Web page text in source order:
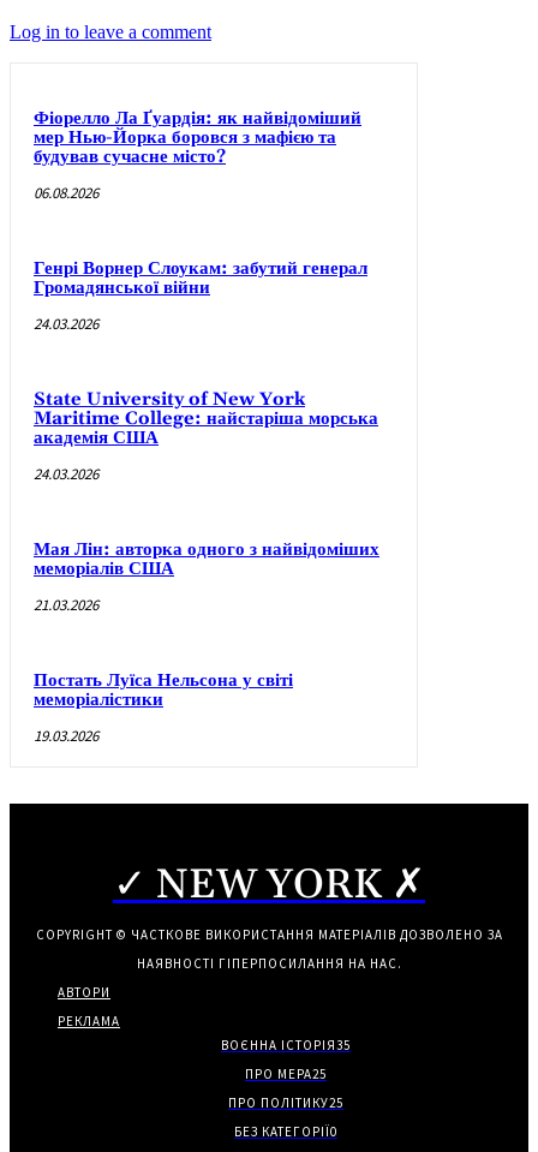
Log in to leave a comment
Фіорелло Ла Ґуардія: як найвідоміший
мер Нью-Йорка боровся з мафією та
будував сучасне місто?
06.08.2026
Генрі Ворнер Слоукам: забутий генерал
Громадянської війни
24.03.2026
State University of New York
Maritime College: найстаріша морська
академія США
24.03.2026
Мая Лін: авторка одного з найвідоміших
меморіалів США
21.03.2026
Постать Луїса Нельсона у світі
меморіалістики
19.03.2026
✓ NEW YORK ✗
COPYRIGHT © ЧАСТКОВЕ ВИКОРИСТАННЯ МАТЕРІАЛІВ ДОЗВОЛЕНО ЗА
НАЯВНОСТІ ГІПЕРПОСИЛАННЯ НА НАС.
АВТОРИ
РЕКЛАМА
ВОЄННА ІСТОРІЯ35
ПРО МЕРА25
ПРО ПОЛІТИКУ25
БЕЗ КАТЕГОРІЇ0